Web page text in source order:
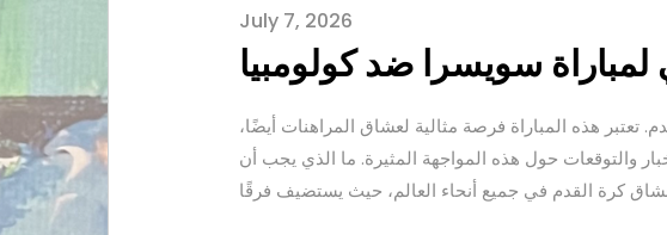
July 7, 2026
ينتظرها عشاق كرة القدم. تعتبر هذه المباراة فرصة مثالية لعشاق المراهنات أيضًا،
والتوقعات حول هذه المواجهة المثيرة. ما الذي يجب أن